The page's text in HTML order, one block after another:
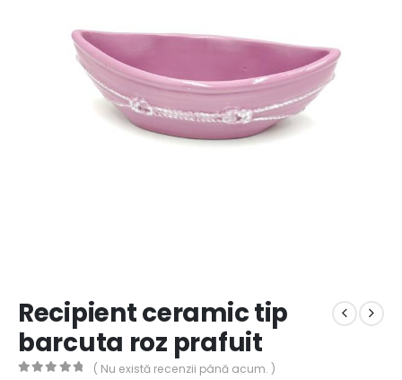
Recipient ceramic tip
barcuta roz prafuit
( Nu există recenzii până acum. )